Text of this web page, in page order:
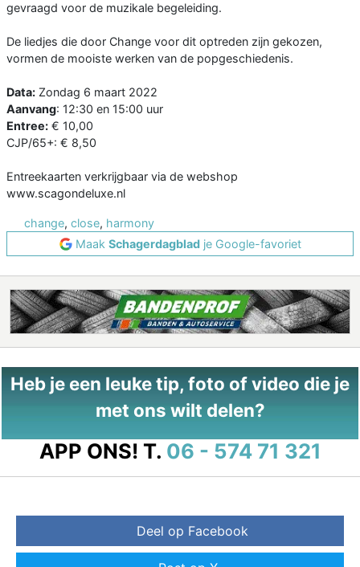
gevraagd voor de muzikale begeleiding.
De liedjes die door Change voor dit optreden zijn gekozen,
vormen de mooiste werken van de popgeschiedenis.
Data: Zondag 6 maart 2022
Aanvang: 12:30 en 15:00 uur
Entree: € 10,00
CJP/65+: € 8,50
Entreekaarten verkrijgbaar via de webshop
www.scagondeluxe.nl
change, close, harmony
Maak Schagerdagbladje Google-favoriet
Heb je een leuke tip, foto of video die je
met ons wilt delen?
APP ONS! T. 06 - 574 71 321
Deel op Facebook